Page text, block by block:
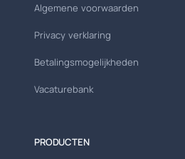
Algemene voorwaarden
Privacy verklaring
Betalingsmogelijkheden
Vacaturebank
PRODUCTEN